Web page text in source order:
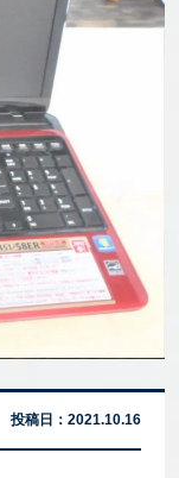
投稿日： 2021.10.16